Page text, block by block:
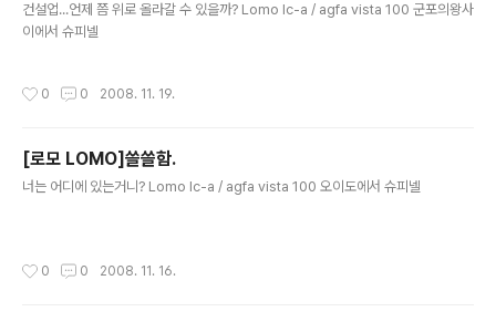
건설업...언제 쯤 위로 올라갈 수 있을까? Lomo lc-a / agfa vista 100 군포의왕사
이에서 슈피넬
0 0 2008. 11. 19.
[로모 LOMO]쓸쓸함.
너는 어디에 있는거니? Lomo lc-a / agfa vista 100 오이도에서 슈피넬
0 0 2008. 11. 16.